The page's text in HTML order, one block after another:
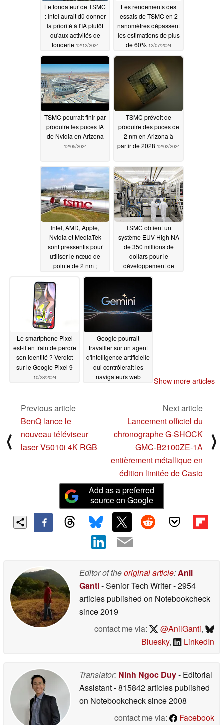
Le fondateur de TSMC
: Intel aurait dû donner
la priorité à l'IA plutôt
qu'aux activités de
fonderie 12/12/2024
Les rendements des
essais de TSMC en 2
nanomètres dépassent
les estimations de plus
de 60% 12/07/2024
TSMC pourrait finir par
produire les puces IA
de Nvidia en Arizona
12/05/2024
TSMC prévoit de
produire des puces de
2 nm en Arizona à
partir de 2028 12/02/2024
Intel, AMD, Apple,
Nvidia et MediaTek
sont pressentis pour
utiliser le nœud de
pointe de 2 nm ;
Qualcomm est
notablement absent
TSMC obtient un
système EUV High NA
de 350 millions de
dollars pour le
développement de
puces à 1,4 nm
Le smartphone Pixel
est-il en train de perdre
son identité ? Verdict
sur le Google Pixel 9
10/28/2024
Google pourrait
travailler sur un agent
d'intelligence artificielle
qui contrôlerait les
navigateurs web
Show more articles
⟨
Previous article
BenQ lance le
nouveau téléviseur
laser V5010i 4K RGB
Next article
Lancement officiel du
chronographe G-SHOCK
GMC-B2100ZE-1A
entièrement métallique en
édition limitée de Casio
⟩
Add as a preferred
source on Google
Editor of theoriginal article: Anil
Ganti- Senior Tech Writer- 2954
articles published on Notebookcheck
since 2019
contact me via:
@AnilGanti,
Bluesky, LinkedIn
Translator: Ninh Ngoc Duy- Editorial
Assistant- 815842 articles published
on Notebookchecksince 2008
contact me via:
Facebook